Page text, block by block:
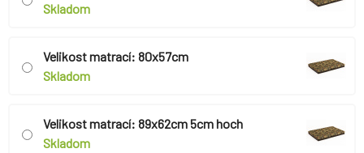
Skladom
Velikost matrací: 80x57cm
Skladom
Velikost matrací: 89x62cm 5cm hoch
Skladom